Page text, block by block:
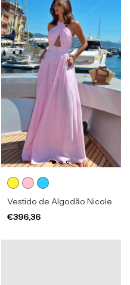
Vestido de Algodão Nicole
€396,36